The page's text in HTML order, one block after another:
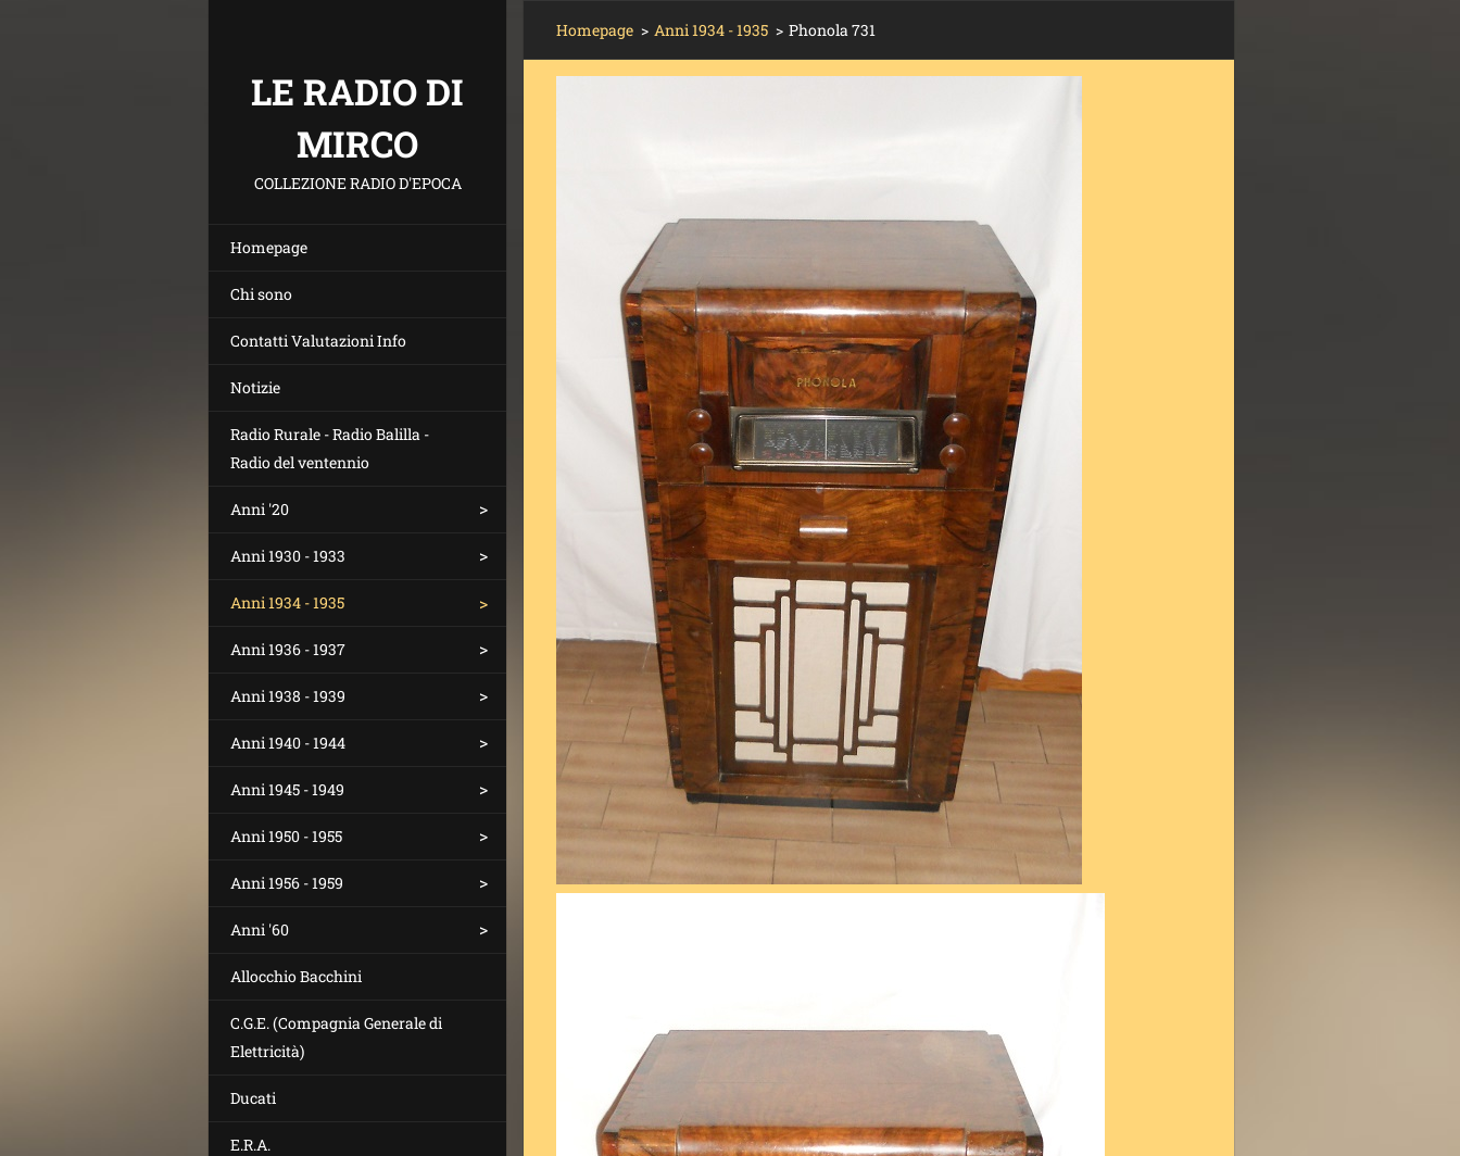
LE RADIO DI
MIRCO
COLLEZIONE RADIO D'EPOCA
Homepage
Chi sono
Contatti Valutazioni Info
Notizie
Radio Rurale - Radio Balilla -
Radio del ventennio
Anni '20
Anni 1930 - 1933
Anni 1934 - 1935
Anni 1936 - 1937
Anni 1938 - 1939
Anni 1940 - 1944
Anni 1945 - 1949
Anni 1950 - 1955
Anni 1956 - 1959
Anni '60
Allocchio Bacchini
C.G.E. (Compagnia Generale di
Elettricità)
Ducati
E.R.A.
Homepage > Anni 1934 - 1935 > Phonola 731